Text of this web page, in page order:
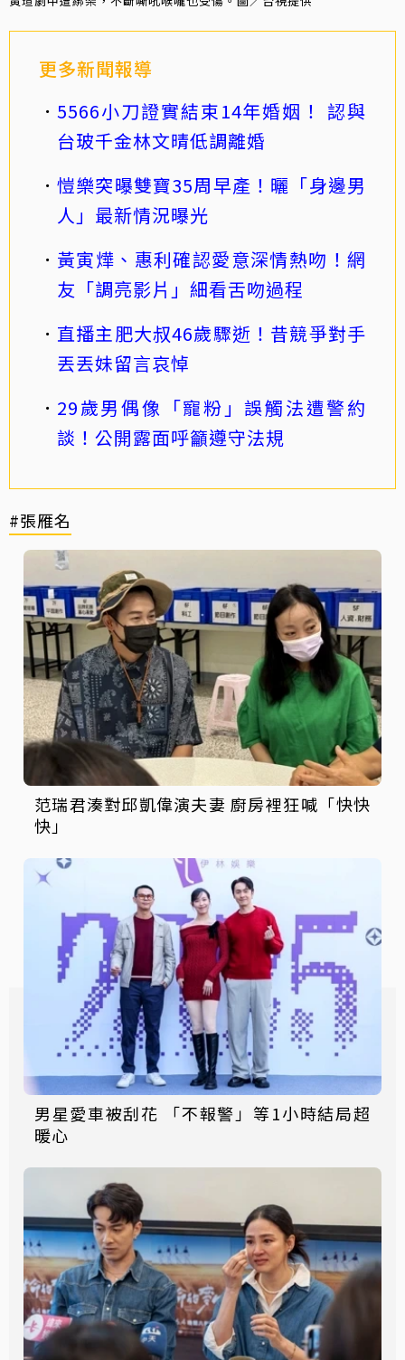
更多新聞報導
5566小刀證實結束14年婚姻！ 認與
台玻千金林文晴低調離婚
愷樂突曝雙寶35周早產！曬「身邊男
人」最新情況曝光
黃寅燁、惠利確認愛意深情熱吻！網
友「調亮影片」細看舌吻過程
直播主肥大叔46歲驟逝！昔競爭對手
丟丟妹留言哀悼
29歲男偶像「寵粉」誤觸法遭警約
談！公開露面呼籲遵守法規
#張雁名
范瑞君湊對邱凱偉演夫妻 廚房裡狂喊「快快
快」
男星愛車被刮花 「不報警」等1小時結局超
暖心